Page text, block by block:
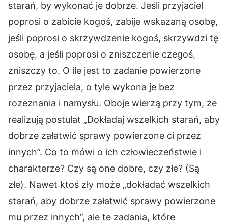
starań, by wykonać je dobrze. Jeśli przyjaciel
poprosi o zabicie kogoś, zabije wskazaną osobę,
jeśli poprosi o skrzywdzenie kogoś, skrzywdzi tę
osobę, a jeśli poprosi o zniszczenie czegoś,
zniszczy to. O ile jest to zadanie powierzone
przez przyjaciela, o tyle wykona je bez
rozeznania i namysłu. Oboje wierzą przy tym, że
realizują postulat „Dokładaj wszelkich starań, aby
dobrze załatwić sprawy powierzone ci przez
innych”. Co to mówi o ich człowieczeństwie i
charakterze? Czy są one dobre, czy złe? (Są
złe). Nawet ktoś zły może „dokładać wszelkich
starań, aby dobrze załatwić sprawy powierzone
mu przez innych”, ale te zadania, które